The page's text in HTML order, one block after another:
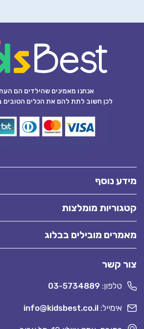
אנחנו מאמינים שהילדים הם
לכן חשוב לתת להם את הכלים הטובים
מידע נוסף
קטגוריות מומלצות
מאמרים מובילים בבלוג
צור קשר
טלפון: 03-5734889
אימייל: info@kidsbest.co.il